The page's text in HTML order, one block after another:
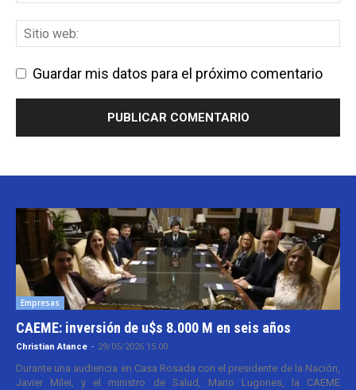
Guardar mis datos para el próximo comentario
Empresas
CAEME: inversión de u$s 8.000 M en seis años
Christian Atance - 29/05/2026 15:00
Durante una audiencia en Casa Rosada con el presidente de la Nación,
Javier Milei, y el ministro de Salud, Mario Lugones, la CAEME